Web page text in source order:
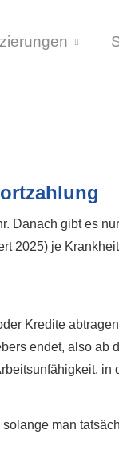
Danach gibt es
2025) je
Kredite
endet, also ab
in
man